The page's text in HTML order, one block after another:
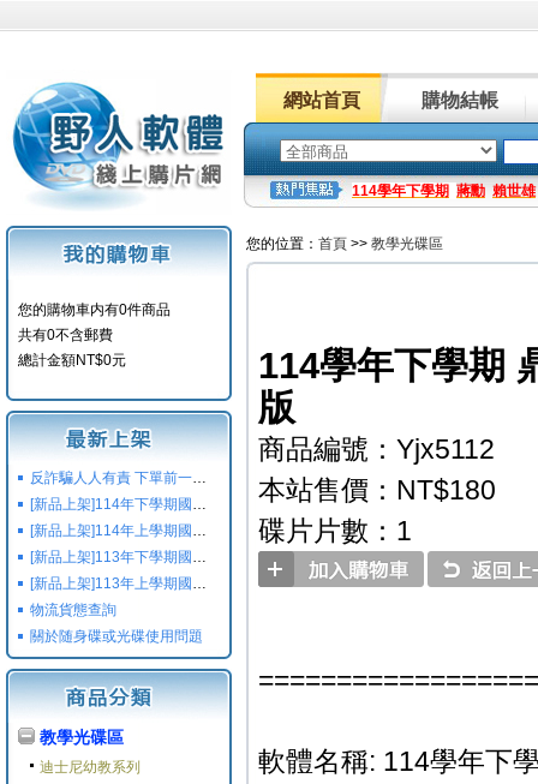
網站首頁 購物結帳
114學年下學期 蔣勳 賴世雄
您的購物車内有0件商品
共有0不含郵費
總計金額NT$0元
反詐騙人人有責 下單前一定要注意
[新品上架]114年下學期國小國中高中命題光碟,校用卷,習作
[新品上架]114年上學期國小國中高中命題光碟,校用卷,習作
[新品上架]113年下學期國小國中高中命題光碟,校用卷,習作
[新品上架]113年上學期國小國中高中命題光碟,校用卷,習作
物流貨態查詢
關於随身碟或光碟使用問題
教學光碟區
迪士尼幼教系列
您的位置： 首頁 >> 教學光碟區
114學年下學期
版
商品編號：Yjx5112
本站售價：NT$180
碟片片數：1
軟體名稱: 114學年下